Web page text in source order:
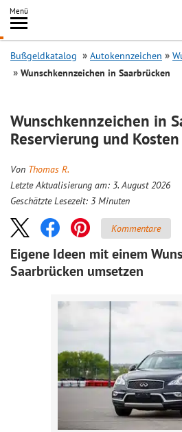
Inhalt
springen
Menü
Bußgeldkatalog Autokennzeichen
Wunschkennzeichen in Saarbrücken
Wunschkennzeichen in
Reservierung und Kosten
Von Thomas R.
Letzte Aktualisierung am: 3. August 2026
Geschätzte Lesezeit: 3 Minuten
Kommentare
Eigene Ideen mit einem
Saarbrücken umsetzen